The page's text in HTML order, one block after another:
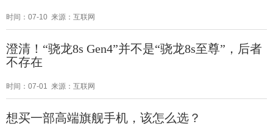
时间：07-10 来源：互联网
澄清！“骁龙8s Gen4”并不是“骁龙8s至尊”，后者
不存在
时间：07-01 来源：互联网
想买一部高端旗舰手机，该怎么选？